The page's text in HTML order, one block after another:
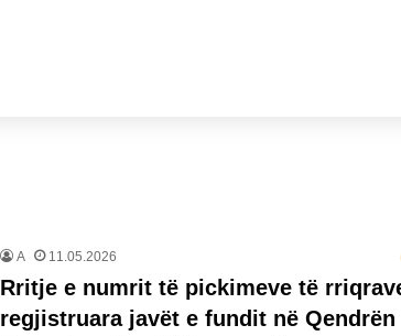
A 11.05.2026
Rritje e numrit të pickimeve të
regjistruara javët e fundit në Qendrën